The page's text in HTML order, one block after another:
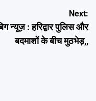
Next:
न्यूज़ : हरिद्वार पुलिस और
बदमाशों के बीच मुठभेड़,,